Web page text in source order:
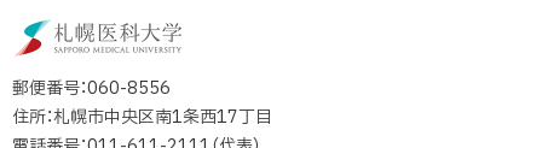
）
）
プ
ュ
ー
メ
ュ
ー
立
郵便番号：060-8556
住所：札幌市中央区南1条西17丁目